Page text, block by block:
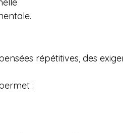
répétitives, des
: